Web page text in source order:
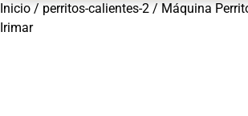
Inicio / perritos-calientes-2 / Máquina
Irimar